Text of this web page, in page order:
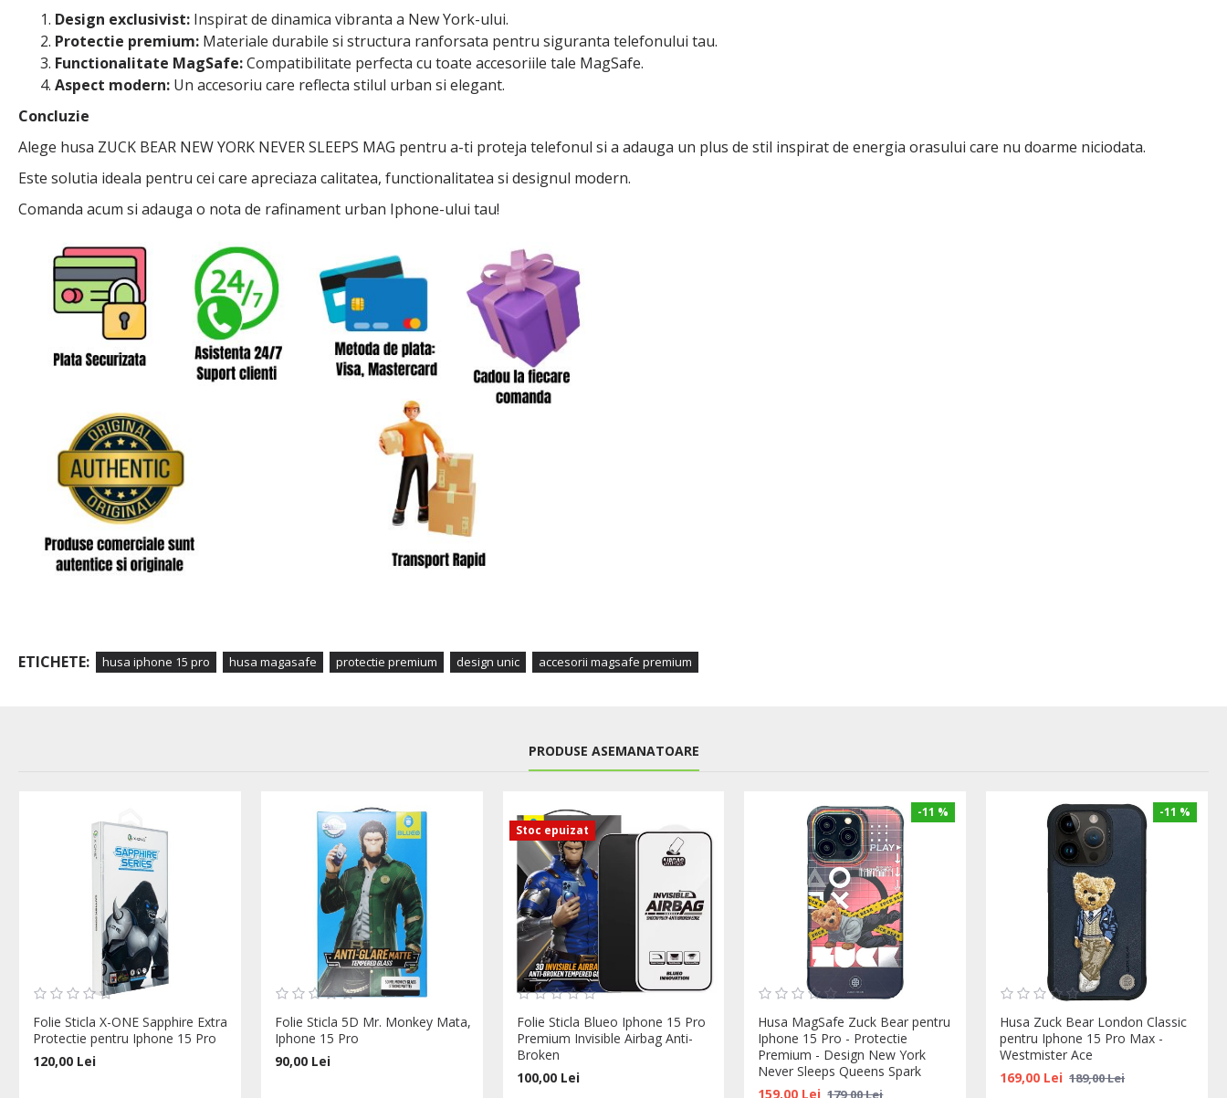
Design exclusivist: Inspirat de dinamica vibranta a New York-ului.
Protectie premium: Materiale durabile si structura ranforsata pentru siguranta telefonului tau.
Functionalitate MagSafe:Compatibilitate perfecta cu toate accesoriile tale MagSafe.
Aspect modern: Un accesoriu care reflecta stilul urban si elegant.
Concluzie
Alege husa ZUCK BEAR NEW YORK NEVER SLEEPS MAG pentru a-ti proteja telefonul si a adauga un plus de stil inspirat de energia orasului care nu doarme niciodata.
Este solutia ideala pentru cei care apreciaza calitatea, functionalitatea si designul modern.
Comanda acum si adauga o nota de rafinament urban Iphone-ului tau!
ETICHETE: husa iphone 15 pro husa magasafe protectie premium design unic accesorii magsafe premium
PRODUSE ASEMANATOARE
Folie Sticla X-ONE Sapphire Extra
Protectie pentru Iphone 15 Pro
120,00 Lei
Folie Sticla 5D Mr. Monkey Mata,
Iphone 15 Pro
90,00 Lei
Stoc epuizat
Folie Sticla Blueo Iphone 15 Pro
Premium Invisible Airbag Anti-
Broken
100,00 Lei
-11 %
Husa MagSafe Zuck Bear pentru
Iphone 15 Pro - Protectie
Premium - Design New York
Never Sleeps Queens Spark
159,00 Lei 179,00 Lei
-11 %
Husa Zuck Bear London Classic
pentru Iphone 15 Pro Max -
Westmister Ace
169,00 Lei 189,00 Lei